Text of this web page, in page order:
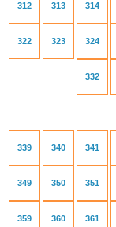
312 313 314
322 323 324
332
339 340 341
349 350 351
359 360 361